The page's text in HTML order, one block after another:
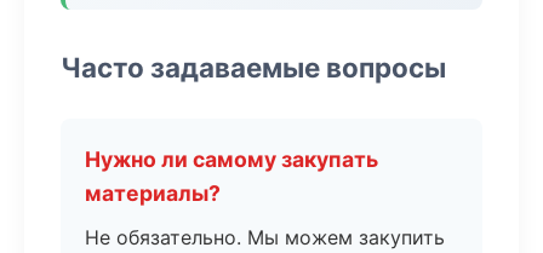
Часто задаваемые вопросы
Нужно ли самому закупать
материалы?
Не обязательно. Мы можем закупить